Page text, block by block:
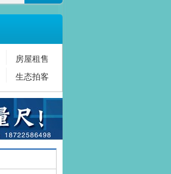
房屋租售
生态拍客